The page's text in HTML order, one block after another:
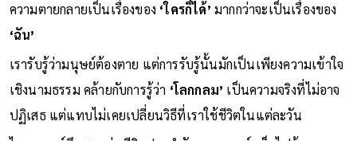
ความตายกลายเป็นเรื่องของ ‘ใครก็ได้’มากกว่าจะเป็นเรื่องของ
‘ฉัน’
เรารับรู้ว่ามนุษย์ต้องตาย แต่การรับรู้นั้นมักเป็นเพียงความเข้าใจ
เชิงนามธรรม คล้ายกับการรู้ว่า ‘โลกกลม’ เป็นความจริงที่ไม่อาจ
ปฏิเสธ แต่แทบไม่เคยเปลี่ยนวิธีที่เราใช้ชีวิตในแต่ละวัน